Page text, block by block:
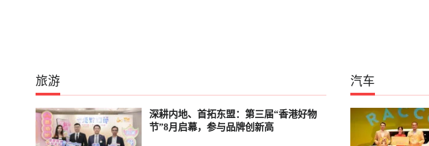
旅游
深耕内地、首拓东盟：第三届“香港好物
节”8月启幕，参与品牌创新高
汽车